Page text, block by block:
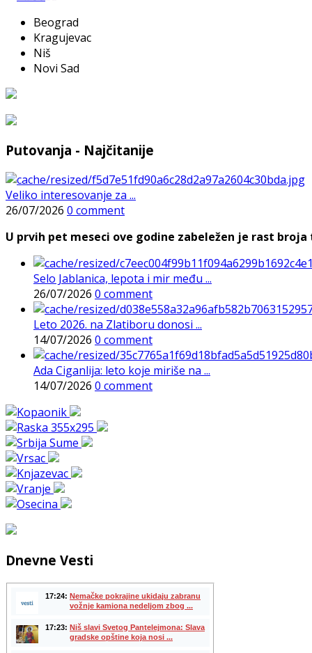
Beograd
Kragujevac
Niš
Novi Sad
Putovanja - Najčitanije
Veliko interesovanje za ...
26/07/2026 0 comment
U prvih pet meseci ove godine zabeležen je rast
Selo Jablanica, lepota i mir među ...
26/07/2026 0 comment
Leto 2026. na Zlatiboru donosi ...
14/07/2026 0 comment
Ada Ciganlija: leto koje miriše na ...
14/07/2026 0 comment
Dnevne Vesti